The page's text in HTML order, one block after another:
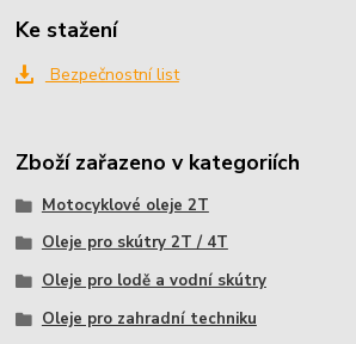
Ke stažení
Bezpečnostní list
Zboží zařazeno v kategoriích
Motocyklové oleje 2T
Oleje pro skútry 2T / 4T
Oleje pro lodě a vodní skútry
Oleje pro zahradní techniku